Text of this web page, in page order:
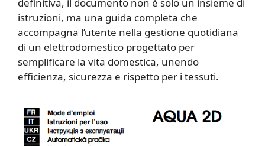
istruzioni, ma una guida completa che
accompagna l’utente nella gestione quotidiana
di un elettrodomestico progettato per
semplificare la vita domestica, unendo
efficienza, sicurezza e rispetto per i tessuti.